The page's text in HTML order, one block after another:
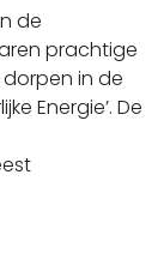
de
prachtige
in de
Energie’. De